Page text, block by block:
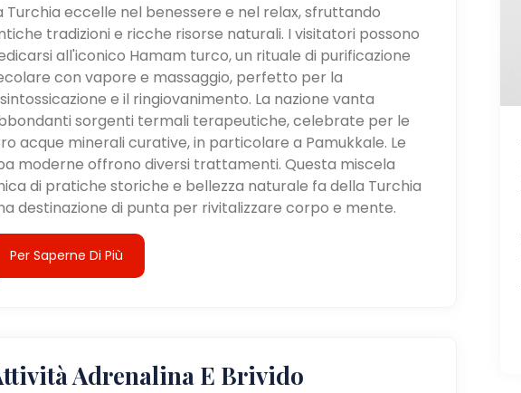
Turchia eccelle nel benessere e nel relax, sfruttando
tradizioni e ricche risorse naturali. I visitatori possono
all'iconico Hamam turco, un rituale di purificazione
con vapore e massaggio, perfetto per la
e il ringiovanimento. La nazione vanta
sorgenti termali terapeutiche, celebrate per le
acque minerali curative, in particolare a Pamukkale. Le
moderne offrono diversi trattamenti. Questa miscela
di pratiche storiche e bellezza naturale fa della Turchia
destinazione di punta per rivitalizzare corpo e mente.
Per Saperne Di Più
Adrenalina E Brivido